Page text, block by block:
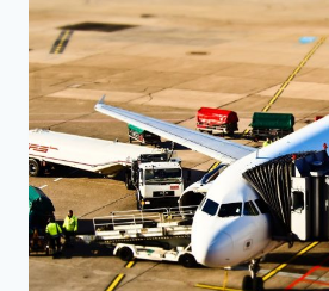
OPHOLD
I
THESSALONIKI